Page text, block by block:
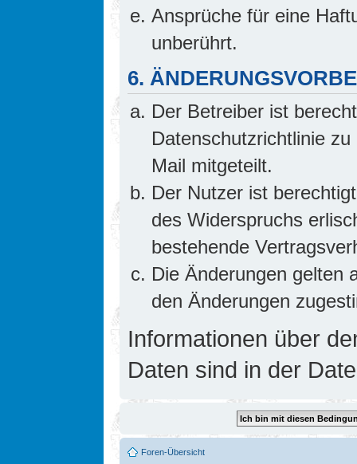
Ansprüche für eine
unberührt.
6.
Der Betreiber ist
Datenschutzrichtlinie
Mail mitgeteilt.
Der Nutzer ist
des Widerspruchs
bestehende
Die Änderungen gelten
den Änderungen
Informationen über
Daten sind in der
Foren-Übersicht